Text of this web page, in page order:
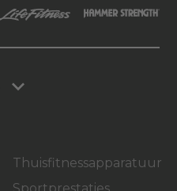
Thuisfitnessapparatuur
Sportprestaties